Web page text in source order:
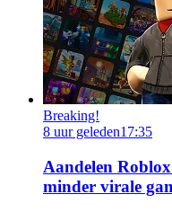
Breaking!
8 uur geleden17:35
Aandelen
minder virale